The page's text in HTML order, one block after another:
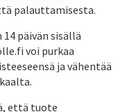
palauttamisesta.
päivän sisällä
voi purkaa
ja vähentää
että tuote